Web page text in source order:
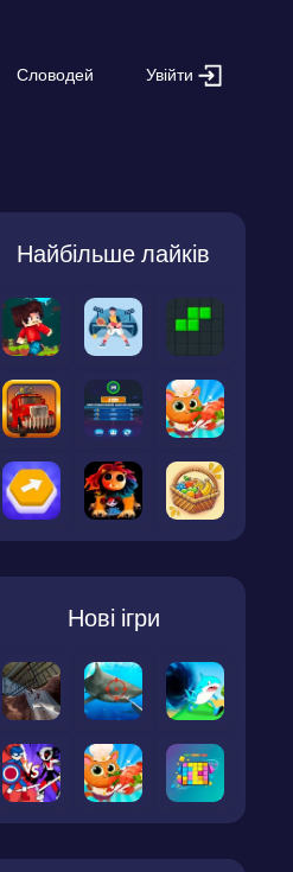
Словодей Увійти
Найбільше лайків
Нові ігри